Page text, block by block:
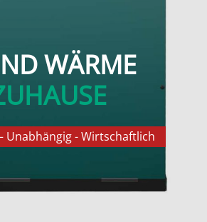
WÄRME
Unabhängig - Wirtschaftlich